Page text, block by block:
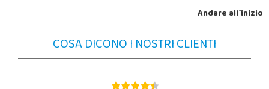
Andare all´inizio
COSA DICONO I NOSTRI CLIENTI